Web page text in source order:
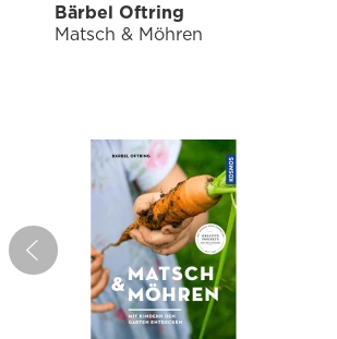
Bärbel Oftring
Matsch & Möhren